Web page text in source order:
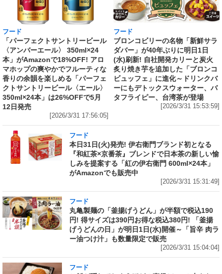
フード
「パーフェクトサントリービール
〈アンバーエール〉 350ml×24
本」がAmazonで18%OFF! アロ
マホップの爽やかでフルーティな
香りの余韻を楽しめる「パーフェ
クトサントリービール〈エール〉
350ml×24本」は26%OFFで5月
12日発売
[2026/3/31 17:56:05]
フード
ブロンコビリーの名物「新鮮サラ
ダバー」が40年ぶりに明日1日
(水)刷新! 自社開発カリーと炭火
炙り焼き芋を追加した「ブロンコ
ビュッフェ」に進化～ドリンクバ
ーにもデトックスウォーター、バ
タフライピー、台湾茶が登場
[2026/3/31 15:53:59]
フード
本日31日(火)発売! 伊右衛門ブランド初となる
『和紅茶×京番茶』ブレンドで日本茶の新しい愉
しみを提案する「紅の伊右衛門 600ml×24本」
がAmazonでも販売中
[2026/3/31 15:31:49]
フード
丸亀製麺の「釜揚げうどん」が半額で税込190
円! 得サイズは390円お得な税込380円! 「釜揚
げうどんの日」が明日1日(水)開催～「旨辛 肉ラ
ー油つけ汁」も数量限定で販売
[2026/3/31 15:04:04]
フード